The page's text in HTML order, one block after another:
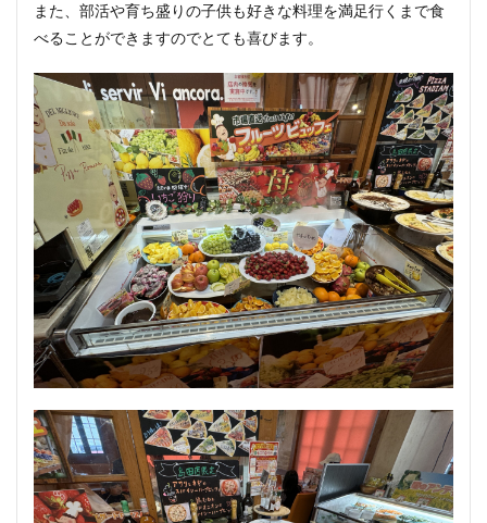
また、部活や育ち盛りの子供も好きな料理を満足行くまで食
べることができますのでとても喜びます。